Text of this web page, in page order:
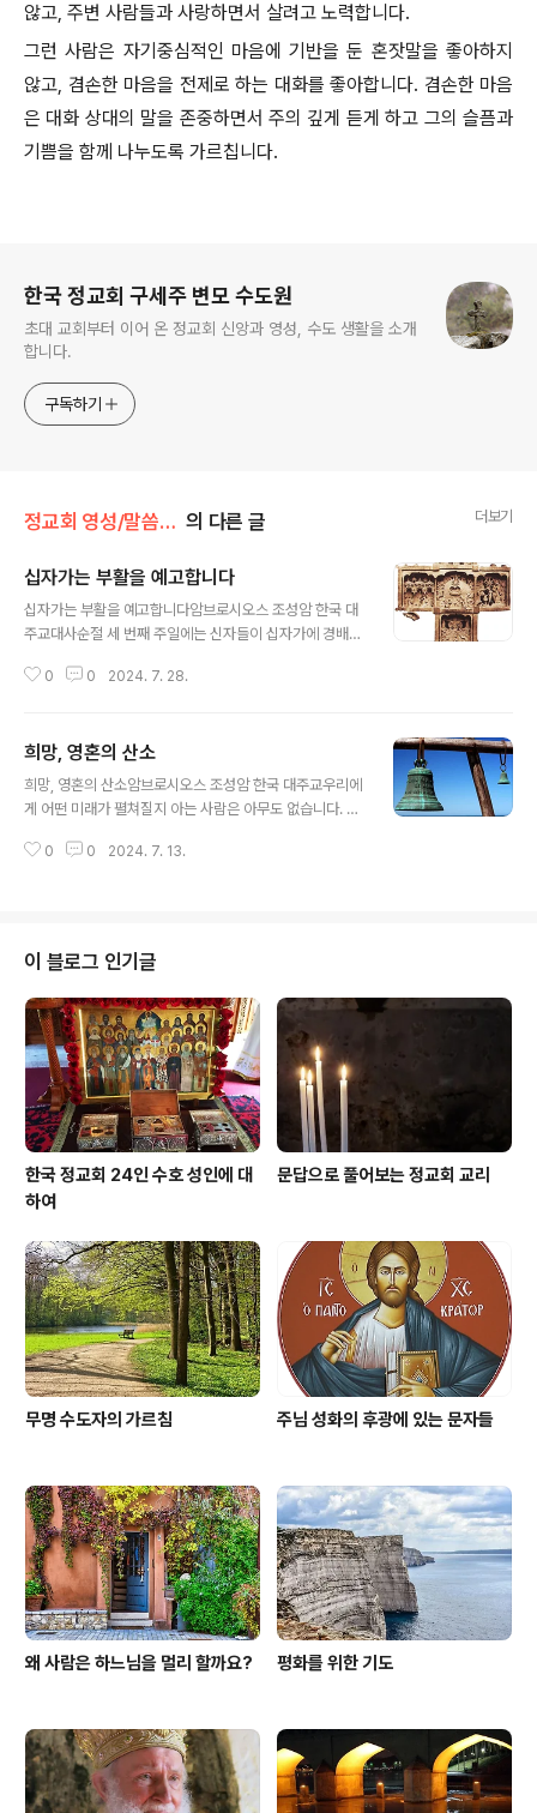
않고, 주변 사람들과 사랑하면서 살려고 노력합니다.
그런 사람은 자기중심적인 마음에 기반을 둔 혼잣말을 좋아하지
않고, 겸손한 마음을 전제로 하는 대화를 좋아합니다. 겸손한 마음
은 대화 상대의 말을 존중하면서 주의 깊게 듣게 하고 그의 슬픔과
기쁨을 함께 나누도록 가르칩니다.
한국 정교회 구세주 변모 수도원
초대 교회부터 이어 온 정교회 신앙과 영성, 수도 생활을 소개
합니다.
구독하기
정교회 영성/말씀과 함께 의 다른 글 더보기
십자가는 부활을 예고합니다
십자가는 부활을 예고합니다암브로시오스 조성암 한국 대
주교대사순절 세 번째 주일에는 신자들이 십자가에 경배하
거룩한 십자가를 들어 올립니다.거룩한 십자가는 사탄과
신자들의 삶을 떠받치는 두 개의 기둥이 됩니다. 부활은 십
자가 뒤에 오고 십자가를 전제로 하며, 십자가는 부활을 예
고합니다.십자가가 없으면 부활도 없습니다. 십자가 신학
초를 두고 있습니다. 사도 바울로는 하느님의 영감을 받아
0 0 2024. 7. 28.
희망, 영혼의 산소
희망, 영혼의 산소암브로시오스 조성암 한국 대주교우리에
게 어떤 미래가 펼쳐질지 아는 사람은 아무도 없습니다. 물
가 어린 사람일수록 더 많은 꿈과 기대를 품고 있습니다. 한
가 없으면 우리는 질식하여 사망하게 됩니다. 마찬가지로
희망이 없다면 우리에게 절망이라는 영적 질식이 오게 됩
니다. 그로 인해 많은 형태의 우울증이 생기며, 또 모든 형
태의 자살도 절망에서 시작됩니다. 그렇다면 우리는 희망
의 근거를 어디에 둘 수 있을까요? 오직 믿음에 둘 수 있습
니다. 한 시인은 절대적인 ..
0 0 2024. 7. 13.
이 블로그 인기글
한국 정교회 24인 수호 성인에 대
하여
문답으로 풀어보는 정교회 교리
무명 수도자의 가르침 주님 성화의 후광에 있는 문자들
왜 사람은 하느님을 멀리 할까요? 평화를 위한 기도